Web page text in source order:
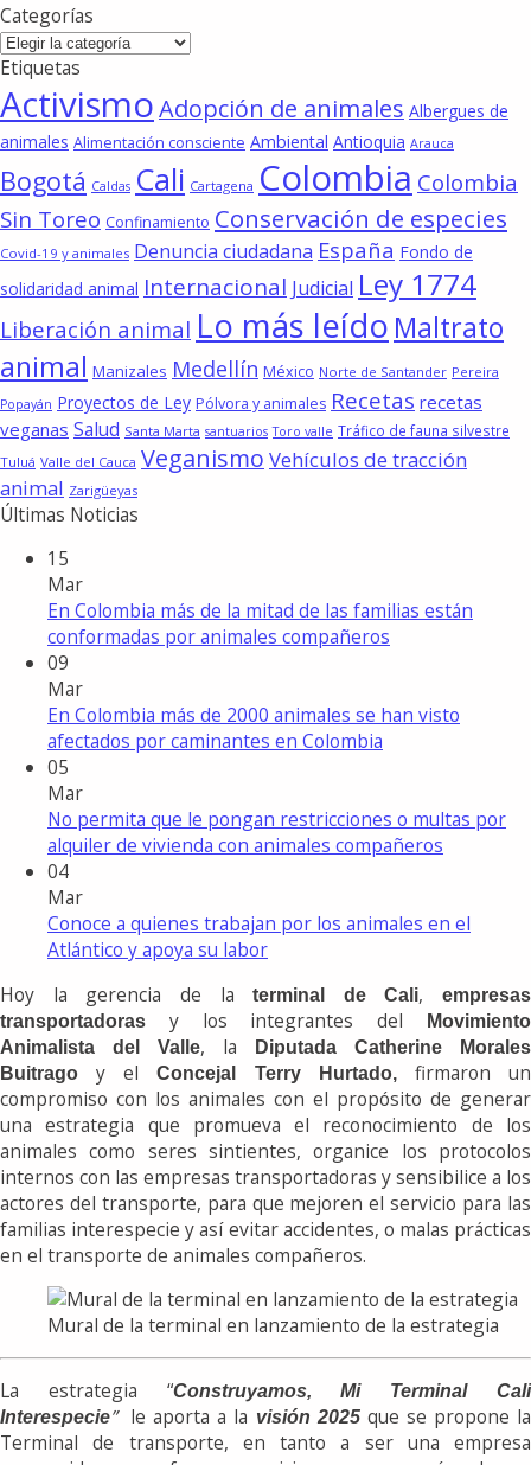
Categorías
Categorías
Etiquetas
ActivismoAdopción de animales Albergues de
animales Alimentación consciente Ambiental Antioquia Arauca
Bogotá Caldas Cali Cartagena Colombia Colombia
Sin Toreo Confinamiento Conservación de especies
Covid-19 y animales Denuncia ciudadana España Fondo de
solidaridad animal Internacional Judicial Ley 1774
Liberación animal Lo más leído Maltrato
animal Manizales Medellín México Norte de Santander Pereira
Popayán Proyectos de Ley Pólvora y animales Recetas recetas
veganas Salud Santa Marta santuarios Toro valle Tráfico de fauna silvestre
Tuluá Valle del Cauca Veganismo Vehículos de tracción
animal Zarigüeyas
Últimas Noticias
15
Mar
En Colombia más de la mitad de las familias están
conformadas por animales compañeros
09
Mar
En Colombia más de 2000 animales se han visto
afectados por caminantes en Colombia
05
Mar
No permita que le pongan restricciones o multas por
alquiler de vivienda con animales compañeros
04
Mar
Conoce a quienes trabajan por los animales en el
Atlántico y apoya su labor
Hoy la gerencia de laterminal de Cali,
empresas
transportadoras
y los integrantes del
Movimiento
Animalista del Valle, la
Diputada Catherine Morales
Buitrago
y elConcejal Terry Hurtado,firmaron un
compromiso con los animales con el propósito de generar
una estrategia que promueva el reconocimiento de los
animales como seres sintientes, organice los protocolos
internos con las empresas transportadoras y sensibilice a los
actores del transporte, para que mejoren el servicio para las
familias interespecie y así evitar accidentes, o malas prácticas
en el transporte de animales compañeros.
Mural de la terminal en lanzamiento de la estrategia
La estrategia “Construyamos, Mi Terminal Cali
Interespecie” le aporta a la visión 2025que se propone la
Terminal de transporte, en tanto a ser una empresa